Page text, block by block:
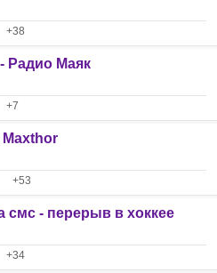
+38
Радио Маяк
+7
+53
смс - перерыв в хоккее
+34